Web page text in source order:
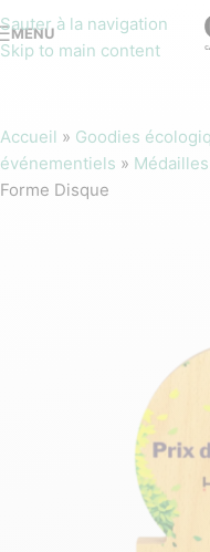
Sauter à la navigation
Skip to main content
MENU
Accueil » Goodies
événementiels »
Forme Disque